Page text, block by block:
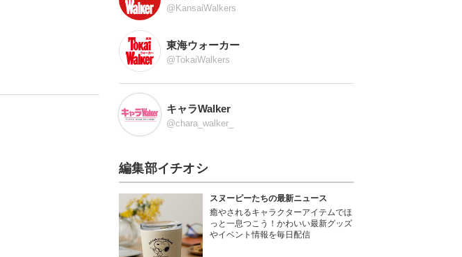
@KansaiWalkers
東海ウォーカー
@TokaiWalkers
キャラWalker
@chara_walker_
編集部イチオシ
スヌーピーたちの最新ニュース
癒やされるキャラクターアイテムでほ
っと一息つこう！かわいい最新グッズ
やイベント情報を毎日配信